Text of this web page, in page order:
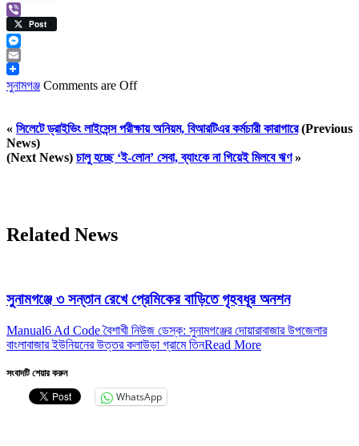
ViberPost
Messenger
Email
সুনামগঞ্জ Comments are Off
« সিলেটে ড্রাইভিং লাইসেন্স পরীক্ষায় অনিয়ম, বিআরটিএর কর্মচারী কারাগারে(Previous
News)
(Next News) চালু হচ্ছে ‘ই-লোন’ সেবা, ব্যাংকে না গিয়েই মিলবে ঋণ»
Related News
সুনামগঞ্জে ৩ সন্তান রেখে প্রেমিকের বাড়িতে গৃহবধূর অনশন
Manual6 Ad Code বৈশাখী নিউজ ডেস্ক: সুনামগঞ্জের দোয়ারাবাজার উপজেলার
বাংলাবাজার ইউনিয়নের উত্তর কলাউড়া গ্রামে তিনRead More
সংবাদটি শেয়ার করুন
WhatsApp